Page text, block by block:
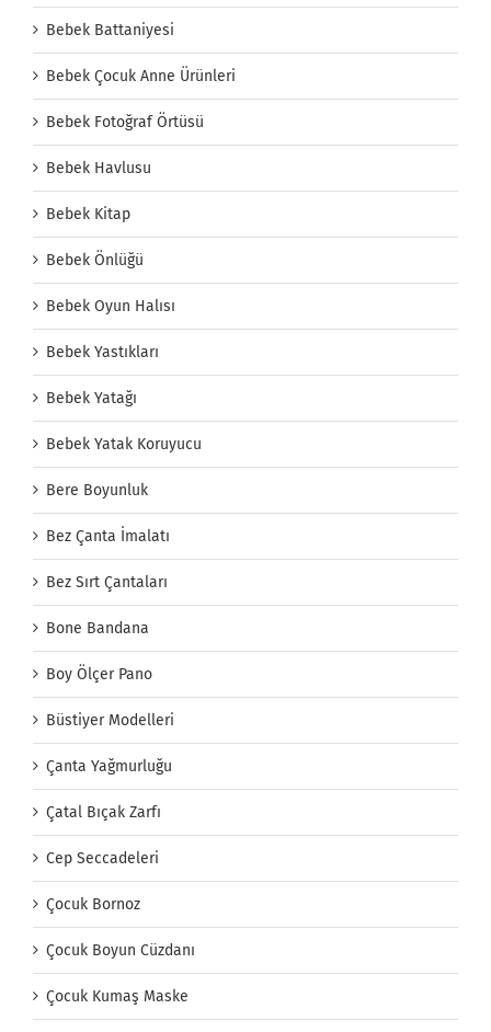
Bebek Battaniyesi
Bebek Çocuk Anne Ürünleri
Bebek Fotoğraf Örtüsü
Bebek Havlusu
Bebek Kitap
Bebek Önlüğü
Bebek Oyun Halısı
Bebek Yastıkları
Bebek Yatağı
Bebek Yatak Koruyucu
Bere Boyunluk
Bez Çanta İmalatı
Bez Sırt Çantaları
Bone Bandana
Boy Ölçer Pano
Büstiyer Modelleri
Çanta Yağmurluğu
Çatal Bıçak Zarfı
Cep Seccadeleri
Çocuk Bornoz
Çocuk Boyun Cüzdanı
Çocuk Kumaş Maske